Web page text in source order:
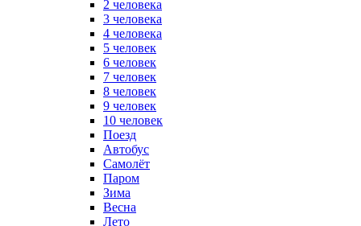
2 человека
3 человека
4 человека
5 человек
6 человек
7 человек
8 человек
9 человек
10 человек
Поезд
Автобус
Самолёт
Паром
Зима
Весна
Лето